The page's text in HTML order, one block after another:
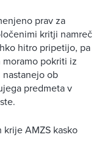
prav za
kritji namreč
hitro pripetijo, pa
pokriti iz
nastanejo ob
predmeta v
AMZS kasko